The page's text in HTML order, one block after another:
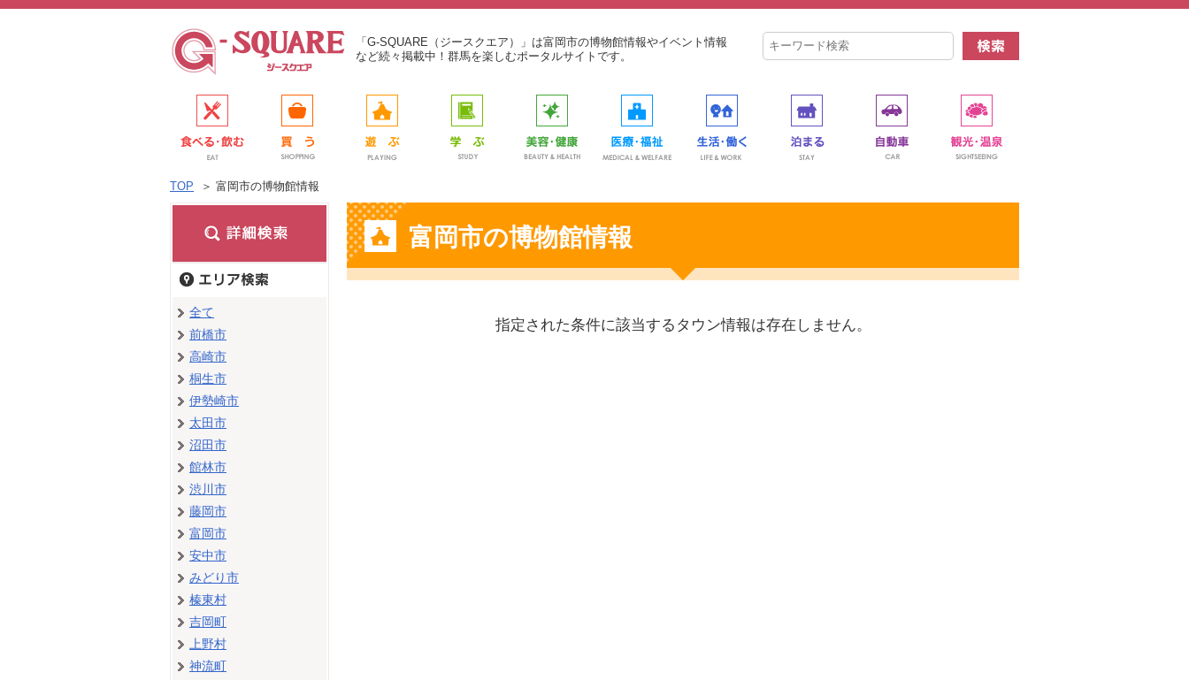
「G-SQUARE（ジースクエア）」は富岡市の博物館情報やイベント情報
など続々掲載中！群馬を楽しむポータルサイトです。
TOP ＞ 富岡市の博物館情報
富岡市の博物館情報
指定された条件に該当するタウン情報は存在しません。
全て
前橋市
高崎市
桐生市
伊勢崎市
太田市
沼田市
館林市
渋川市
藤岡市
富岡市
安中市
みどり市
榛東村
吉岡町
上野村
神流町